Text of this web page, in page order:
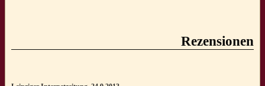
Rezensionen